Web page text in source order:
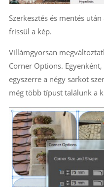
Szerkesztés és mentés
frissül a kép.
Villámgyorsan
Corner Options.
egyszerre a négy sarkot
még több típust találunk a